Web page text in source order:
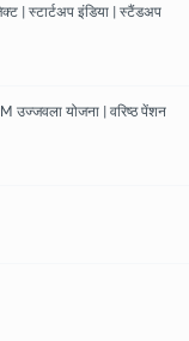
| स्टार्टअप इंडिया | स्टैंडअप
उज्जवला योजना | वरिष्ठ पेंशन